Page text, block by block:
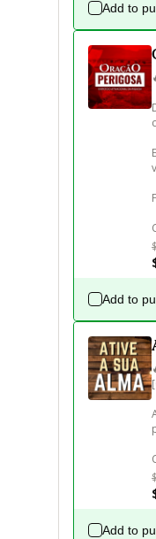
Add to
Add to
Add to